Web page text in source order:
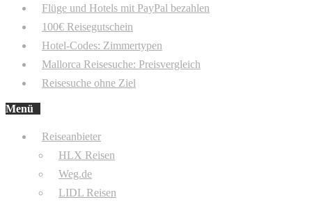
Flüge und Hotels mit PayPal bezahlen
100€ Reisegutschein
Hotel-Codes: Zimmertypen
Mallorca Reisesuche: Preisvergleich
Reisesuche ohne Ziel
Menü
Reiseanbieter
HLX Reisen
Weg.de
LIDL Reisen